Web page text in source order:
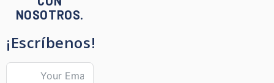
NOSOTROS.
¡Escríbenos!